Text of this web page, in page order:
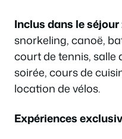
Inclus dans le séjour
snorkeling, canoë,
court de tennis, salle
soirée, cours de
location de vélos.
Expériences